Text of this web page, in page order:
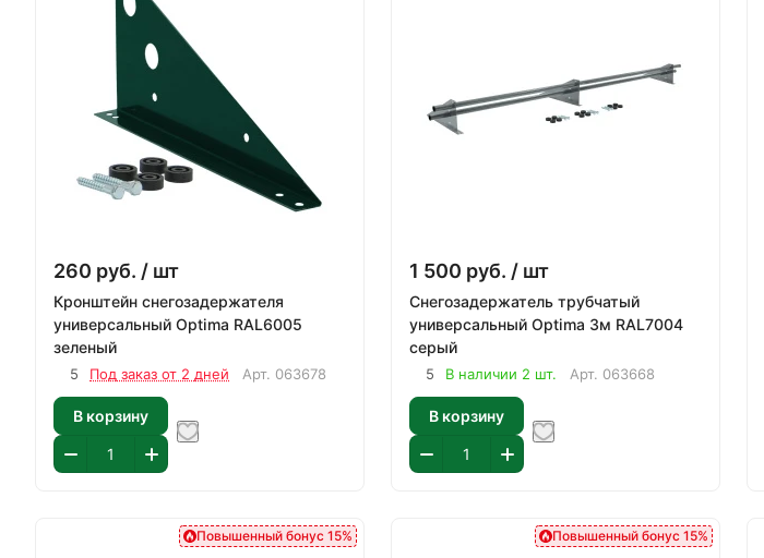
260 руб. / шт
Кронштейн снегозадержателя
универсальный Optima RAL6005
зеленый
5 Под заказ от 2 дней Арт. 063678
В корзину
1 500 руб. / шт
Снегозадержатель трубчатый
универсальный Optima 3м RAL7004
серый
5 В наличии 2 шт. Арт. 063668
В корзину
Повышенный бонус 15% Повышенный бонус 15%